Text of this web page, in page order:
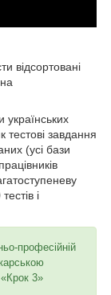
відсортовані
тестові завдання
(усі бази
і
професійній
«Крок 3»